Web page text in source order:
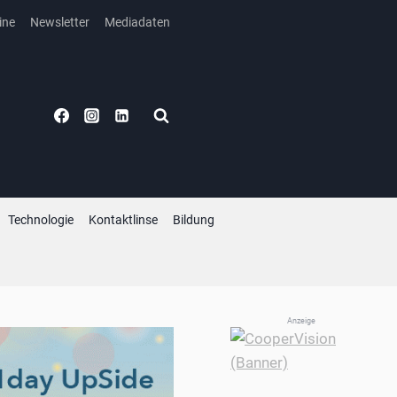
Newsletter Mediadaten
Technologie Kontaktlinse Bildung
Anzeige